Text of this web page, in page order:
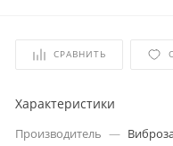
СРАВНИТЬ
Характеристики
Производитель —